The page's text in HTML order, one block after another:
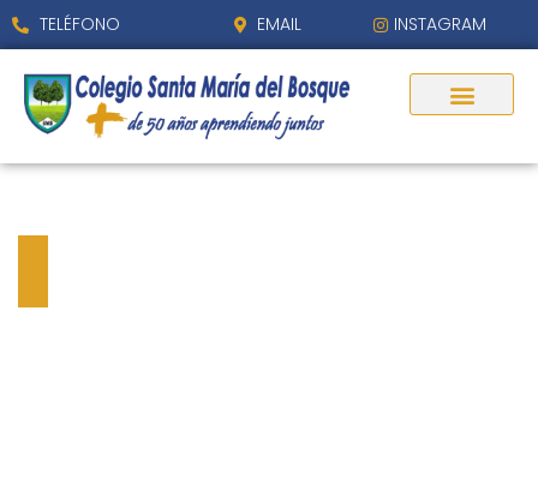
TELÉFONO EMAIL INSTAGRAM